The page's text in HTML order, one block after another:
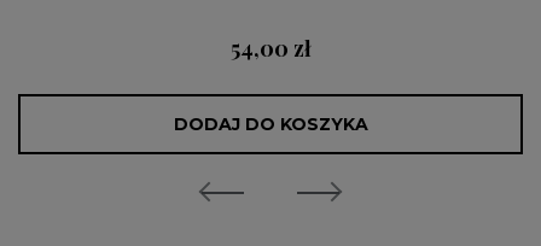
54,00 zł
DODAJ DO KOSZYKA